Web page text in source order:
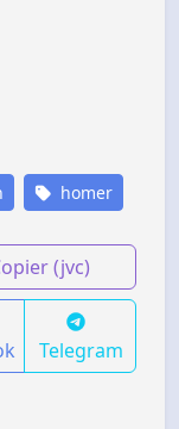
homer
(jvc)
Telegram